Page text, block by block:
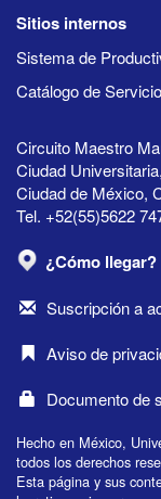
Sitios internos
Sistema de
Catálogo de
Circuito Maestro
Ciudad
Ciudad de México,
Tel. +52(55)5622
¿Cómo llegar?
Suscripción a
Aviso de
Documento de
Hecho en México,
todos los derechos
Esta página y sus